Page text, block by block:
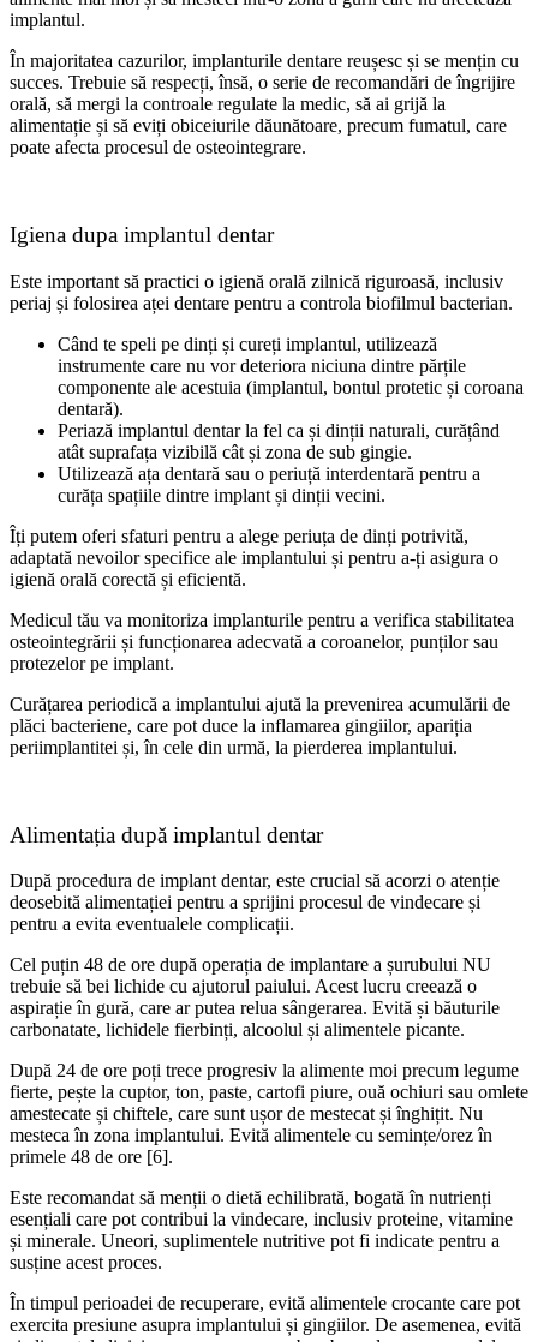
implantul.
În majoritatea cazurilor, implanturile dentare reușesc și se mențin cu
succes. Trebuie să respecți, însă, o serie de recomandări de îngrijire
orală, să mergi la controale regulate la medic, să ai grijă la
alimentație și să eviți obiceiurile dăunătoare, precum fumatul, care
poate afecta procesul de osteointegrare.
Igiena dupa implantul dentar
Este important să practici o igienă orală zilnică riguroasă, inclusiv
periaj și folosirea aței dentare pentru a controla biofilmul bacterian.
Când te speli pe dinți și cureți implantul, utilizează
instrumente care nu vor deteriora niciuna dintre părțile
componente ale acestuia (implantul, bontul protetic și coroana
dentară).
​Periază implantul dentar la fel ca și dinții naturali, curățând
atât suprafața vizibilă cât și zona de sub gingie.
Utilizează ața dentară sau o periuță interdentară pentru a
curăța spațiile dintre implant și dinții vecini.
Îți putem oferi sfaturi pentru a alege periuța de dinți potrivită,
adaptată nevoilor specifice ale implantului și pentru a-ți asigura o
igienă orală corectă și eficientă.
Medicul tău va monitoriza implanturile pentru a verifica stabilitatea
osteointegrării și funcționarea adecvată a coroanelor, punților sau
protezelor pe implant.
Curățarea periodică a implantului ajută la prevenirea acumulării de
plăci bacteriene, care pot duce la inflamarea gingiilor, apariția
periimplantitei și, în cele din urmă, la pierderea implantului.
Alimentația după implantul dentar
După procedura de implant dentar, este crucial să acorzi o atenție
deosebită alimentației pentru a sprijini procesul de vindecare și
pentru a evita eventualele complicații.
Cel puțin 48 de ore după operația de implantare a șurubului NU
trebuie să bei lichide cu ajutorul paiului. Acest lucru creează o
aspirație în gură, care ar putea relua sângerarea. Evită și băuturile
carbonatate, lichidele fierbinți, alcoolul și alimentele picante.
După 24 de ore poți trece progresiv la alimente moi precum legume
fierte, pește la cuptor, ton, paste, cartofi piure, ouă ochiuri sau omlete
amestecate și chiftele, care sunt ușor de mestecat și înghițit. Nu
mesteca în zona implantului. Evită alimentele cu semințe/orez în
primele 48 de ore [6].
Este recomandat să menții o dietă echilibrată, bogată în nutrienți
esențiali care pot contribui la vindecare, inclusiv proteine, vitamine
și minerale. Uneori, suplimentele nutritive pot fi indicate pentru a
susține acest proces.
În timpul perioadei de recuperare, evită alimentele crocante care pot
exercita presiune asupra implantului și gingiilor. De asemenea, evită